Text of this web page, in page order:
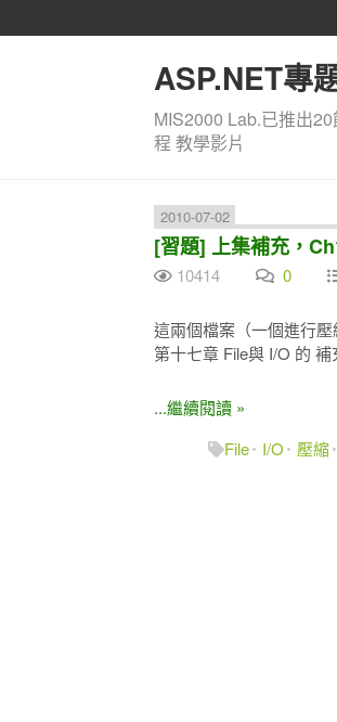
ASP.NET專
MIS2000 Lab.已推出
程 教學影片
2010-07-02
[習題] 上集補充，
10414 0
這兩個檔案（一個進行
第十七章 File與 I/O 的 補
...繼續閱讀 »
File
I/O 壓縮